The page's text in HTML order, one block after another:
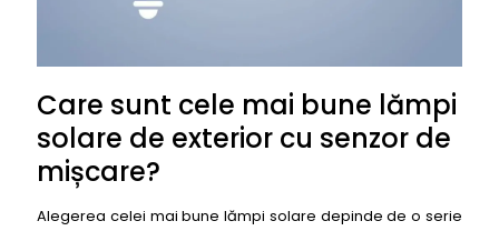
15- lampa solară de exterior cu senzor de mișcare
16- lampa solară de exterior cu senzor de mișcare
17- lampa solară de exterior cu senzor de mișcare
InnoGear Solar Lights
18- lampa solară de exterior cu senzor de mișcare
19- lampa solară de exterior cu senzor de mișcare
Care sunt cele mai bune lămpi
solare de exterior cu senzor de
mișcare?
Alegerea celei mai bune lămpi solare depinde de o serie